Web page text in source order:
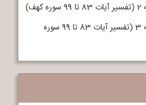
کیستی ذوالقرنین - جلسه 3 (تفسیر آیات 83 تا 99 سوره